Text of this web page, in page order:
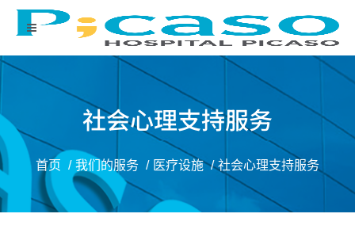
社会心理支持服务
首页 我们的服务 医疗设施 社会心理支持服务